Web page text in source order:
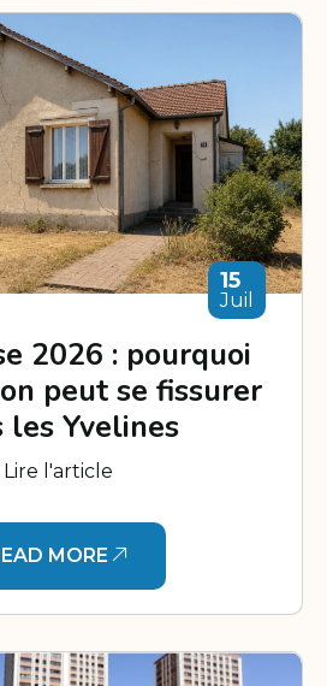
15
Juil
2026 : pourquoi
peut se fissurer
les Yvelines
Lire l'article
MORE